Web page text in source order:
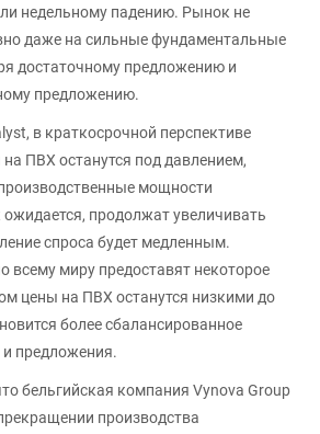
недельному падению. Рынок не
даже на сильные фундаментальные
достаточному предложению и
предложению.
в краткосрочной перспективе
ПВХ останутся под давлением,
мощности
ожидается, продолжат увеличивать
спроса будет медленным.
всему миру предоставят некоторое
цены на ПВХ останутся низкими до
более сбалансированное
предложения.
бельгийская компания Vynova Group
производства